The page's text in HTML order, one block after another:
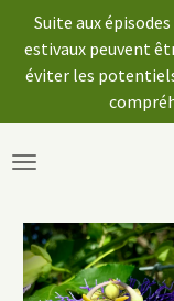
Passer
au
contenu
Suite aux
estivaux peuvent
éviter les